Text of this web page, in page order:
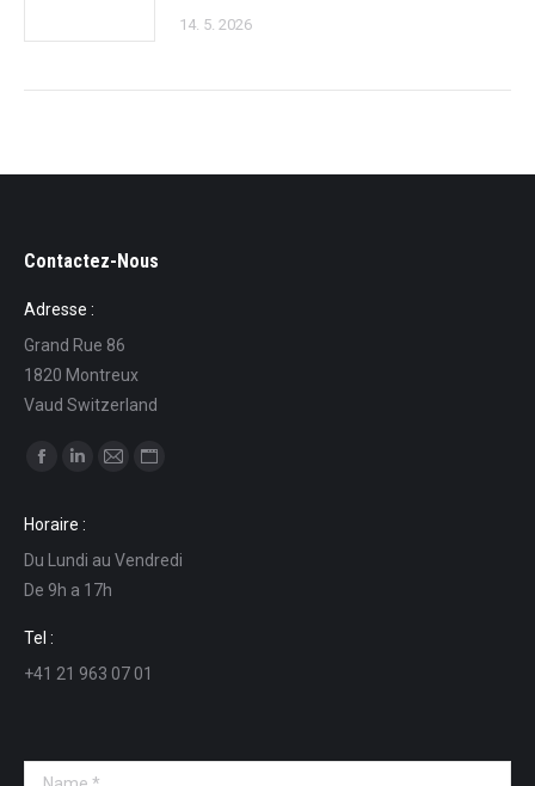
14. 5. 2026
Contactez-Nous
Adresse :
Grand Rue 86
1820 Montreux
Vaud Switzerland
Find us on:
opens
in
new
window
opens
in
new
in
in
Horaire :
Du Lundi au Vendredi
De 9h a 17h
Tel :
+41 21 963 07 01
Name *